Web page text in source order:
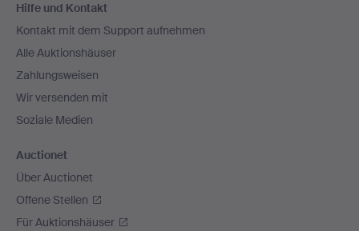
Navigation
Hilfe und Kontakt
Kontakt mit dem Support aufnehmen
Alle Auktionshäuser
Zahlungsweisen
Wir versenden mit
Soziale Medien
Auctionet
Über Auctionet
Offene Stellen
Für Auktionshäuser